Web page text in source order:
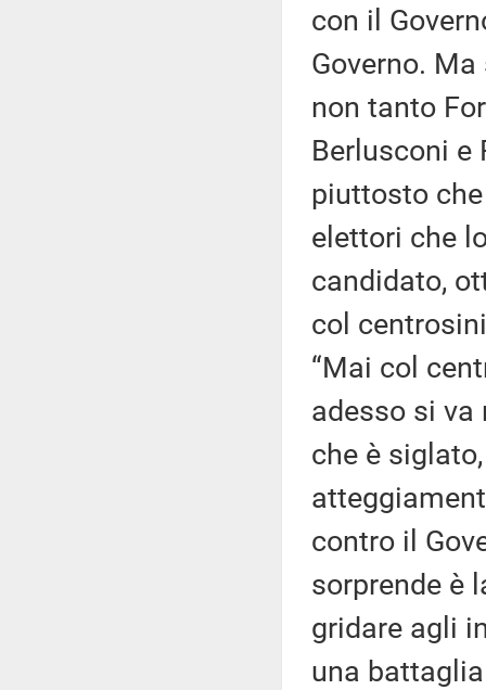
con il
Governo.
non tanto
Berlusconi e
piuttosto
elettori che
candidato,
col
“Mai col
adesso si va
che è
contro il
sorprende è
gridare agli
una